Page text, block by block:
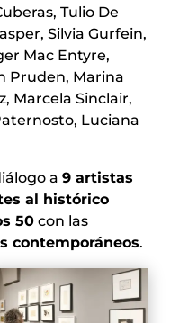
Tulio De
Silvia Gurfein,
Mac Entyre,
Pruden, Marina
Marcela Sinclair,
Luciana
a 9 artistas
al histórico
50con las
contemporáneos.